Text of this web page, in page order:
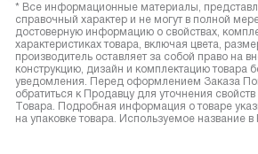
* Все информационные материалы,
справочный характер и не могут в полной
достоверную информацию о свойствах,
характеристиках товара, включая цвета,
производитель оставляет за собой право на
конструкцию, дизайн и комплектацию товара
уведомления. Перед оформлением Заказа
обратиться к Продавцу для уточнения свойств
Товара. Подробная информация о товаре
на упаковке товара. Используемое название